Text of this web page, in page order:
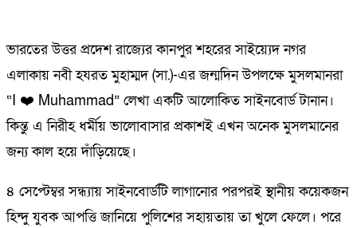
ভারতের উত্তর প্রদেশ রাজ্যের কানপুর শহরের সাইয়্যেদ নগর
এলাকায় নবী হযরত মুহাম্মদ (সা.)-এর জন্মদিন উপলক্ষে মুসলমানরা
“I ❤️ Muhammad” লেখা একটি আলোকিত সাইনবোর্ড টানান।
কিন্তু এ নিরীহ ধর্মীয় ভালোবাসার প্রকাশই এখন অনেক মুসলমানের
জন্য কাল হয়ে দাঁড়িয়েছে।
৪ সেপ্টেম্বর সন্ধ্যায় সাইনবোর্ডটি লাগানোর পরপরই স্থানীয় কয়েকজন
হিন্দু যুবক আপত্তি জানিয়ে পুলিশের সহায়তায় তা খুলে ফেলে। পরে